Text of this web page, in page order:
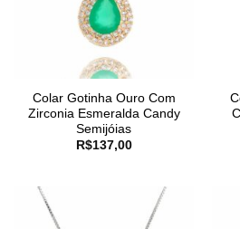
Colar Gotinha Ouro Com
Zirconia Esmeralda Candy
Semijóias
R$137,00